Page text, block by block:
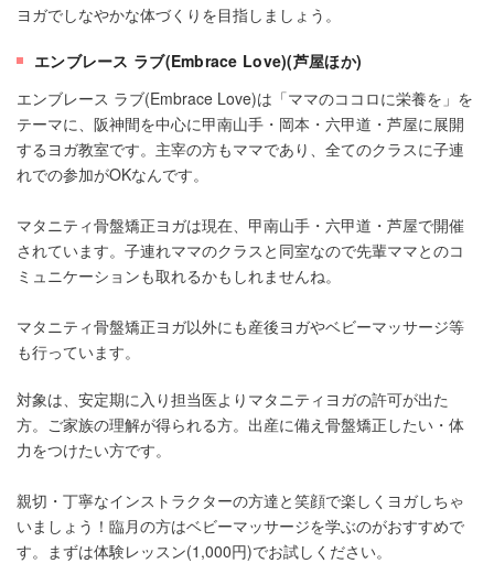
ヨガでしなやかな体づくりを目指しましょう。
エンブレース ラブ(Embrace Love)(芦屋ほか)
エンブレース ラブ(Embrace Love)は「ママのココロに栄養を」を
テーマに、阪神間を中心に甲南山手・岡本・六甲道・芦屋に展開
するヨガ教室です。主宰の方もママであり、全てのクラスに子連
れでの参加がOKなんです。
マタニティ骨盤矯正ヨガは現在、甲南山手・六甲道・芦屋で開催
されています。子連れママのクラスと同室なので先輩ママとのコ
ミュニケーションも取れるかもしれませんね。
マタニティ骨盤矯正ヨガ以外にも産後ヨガやベビーマッサージ等
も行っています。
対象は、安定期に入り担当医よりマタニティヨガの許可が出た
方。ご家族の理解が得られる方。出産に備え骨盤矯正したい・体
力をつけたい方です。
親切・丁寧なインストラクターの方達と笑顔で楽しくヨガしちゃ
いましょう！臨月の方はベビーマッサージを学ぶのがおすすめで
す。まずは体験レッスン(1,000円)でお試しください。